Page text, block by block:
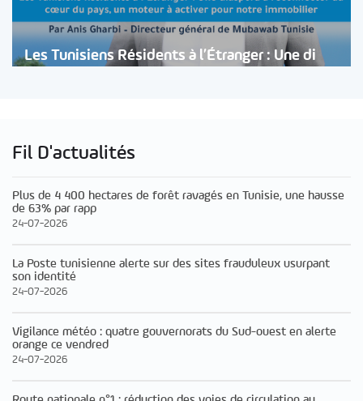
Les Tunisiens Résidents à l’Étranger : Une di
Fil D'actualités
Plus de 4 400 hectares de forêt ravagés en Tunisie, une hausse
de 63% par rapp
24-07-2026
La Poste tunisienne alerte sur des sites frauduleux usurpant
son identité
24-07-2026
Vigilance météo : quatre gouvernorats du Sud-ouest en alerte
orange ce vendred
24-07-2026